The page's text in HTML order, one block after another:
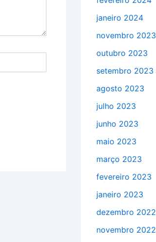
janeiro 2024
novembro 2023
outubro 2023
setembro 2023
agosto 2023
julho 2023
junho 2023
maio 2023
março 2023
fevereiro 2023
janeiro 2023
dezembro 2022
novembro 2022